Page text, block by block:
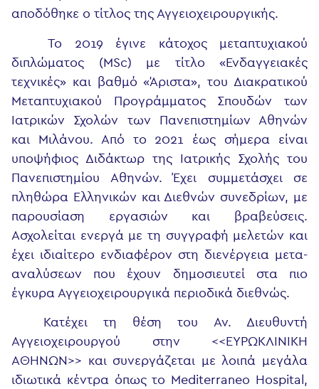
αποδόθηκε ο τίτλος της Αγγειοχειρουργικής.
Το 2019 έγινε κάτοχος μεταπτυχιακού
διπλώματος (MSc) με τίτλο «Ενδαγγειακές
τεχνικές» και βαθμό «Άριστα», του Διακρατικού
Μεταπτυχιακού Προγράμματος Σπουδών των
Ιατρικών Σχολών των Πανεπιστημίων Αθηνών
και Μιλάνου. Από το 2021 έως σήμερα είναι
υποψήφιος Διδάκτωρ της Ιατρικής Σχολής του
Πανεπιστημίου Αθηνών. Έχει συμμετάσχει σε
πληθώρα Ελληνικών και Διεθνών συνεδρίων, με
παρουσίαση εργασιών και βραβεύσεις.
Ασχολείται ενεργά με τη συγγραφή μελετών και
έχει ιδιαίτερο ενδιαφέρον στη διενέργεια μετα-
αναλύσεων που έχουν δημοσιευτεί στα πιο
έγκυρα Αγγειοχειρουργικά περιοδικά διεθνώς.
Κατέχει τη θέση του Αν. Διευθυντή
Αγγειοχειρουργού στην <<ΕΥΡΩΚΛΙΝΙΚΗ
ΑΘΗΝΩΝ>> και συνεργάζεται με λοιπά μεγάλα
ιδιωτικά κέντρα όπως το Mediterraneo Hospital,